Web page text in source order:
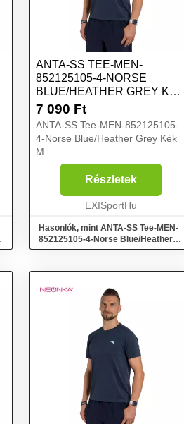
ANTA-SS TEE-MEN-
852125105-4-NORSE
BLUE/HEATHER GREY KÉK
M
7 090 Ft
ANTA-SS Tee-MEN-852125105-
4-Norse Blue/Heather Grey Kék
M...
Részletek
EXISportHu
Hasonlók, mint ANTA-SS Tee-MEN-
852125105-4-Norse Blue/Heather
Grey Kék M